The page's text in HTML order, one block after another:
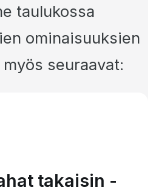
taulukossa
ominaisuuksien
seuraavat:
takaisin -